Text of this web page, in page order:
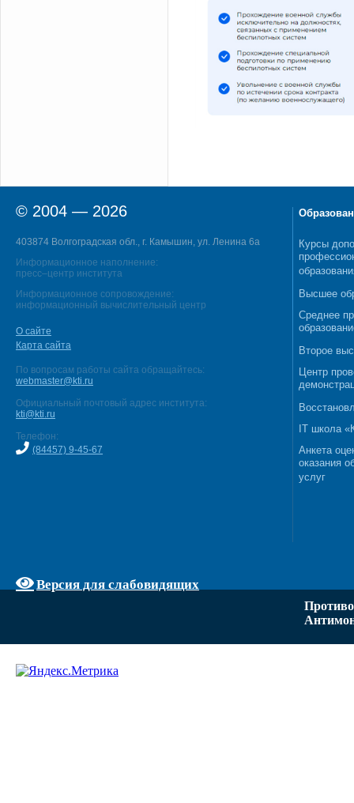
© 2004 — 2026
403874 Волгоградская обл., г. Камышин, ул. Ленина 6а
Информационное наполнение:
пресс–центр института
Информационное сопровождение:
информационный вычислительный центр
О сайте
Карта сайта
По вопросам работы сайта обращайтесь:
webmaster@kti.ru
Официальный почтовый адрес института:
kti@kti.ru
Телефон:
(84457) 9-45-67
Версия для слабовидящих
Курсы
Высшее
Среднее
Второе
Центр
IT школа
Анкета
оказания
услуг